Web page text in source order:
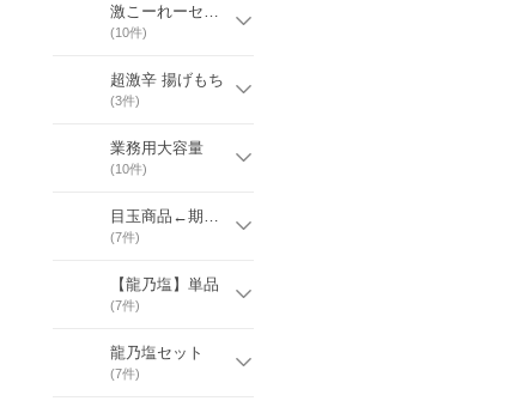
激こーれーセット
(10件)
超激辛 揚げもち
(3件)
業務用大容量
(10件)
目玉商品←期間限定
(7件)
【龍乃塩】単品
(7件)
龍乃塩セット
(7件)